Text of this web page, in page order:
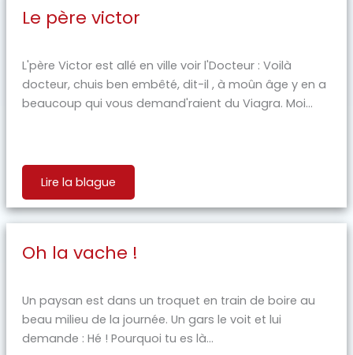
Le père victor
L'père Victor est allé en ville voir l'Docteur : Voilà
docteur, chuis ben embêté, dit-il , à moûn âge y en a
beaucoup qui vous demand'raient du Viagra. Moi...
Lire la blague
Oh la vache !
Un paysan est dans un troquet en train de boire au
beau milieu de la journée. Un gars le voit et lui
demande : Hé ! Pourquoi tu es là...